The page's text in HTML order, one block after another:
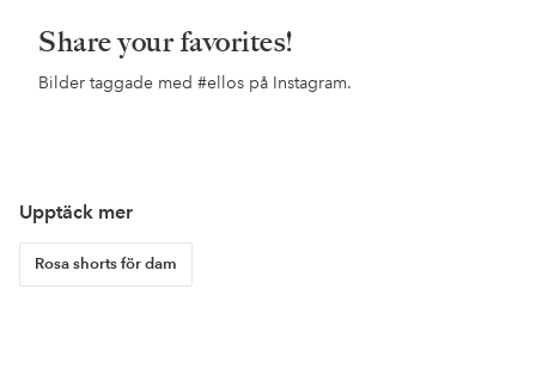
Share your favorites!
Bilder taggade med #ellos på Instagram.
Upptäck mer
Rosa shorts för dam